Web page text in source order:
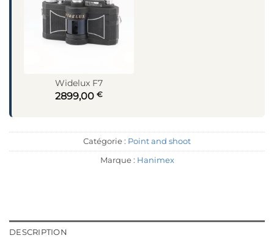
Widelux F7
2899,00 €
Catégorie : Point and shoot
Marque : Hanimex
DESCRIPTION